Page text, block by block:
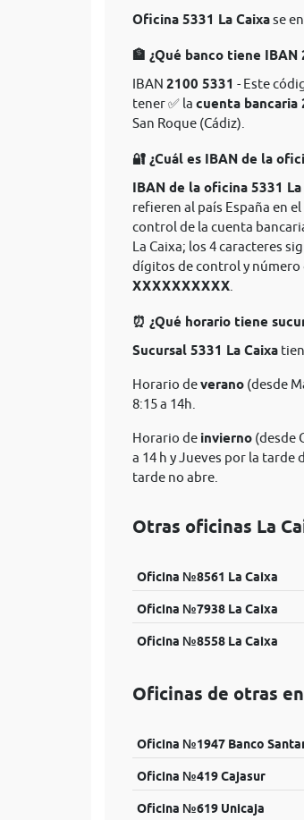
Oficina 5331 La Caixase
🏦 ¿Qué banco tiene IBAN
IBAN 2100 5331 - Este
tener ✅ la cuenta bancaria
San Roque (Cádiz).
🔐 ¿Cuál es IBAN de la
IBAN de la oficina 5331 La
refieren al país España en
control de la cuenta
La Caixa; los 4 caracteres
dígitos de control y número
XXXXXXXXXX
⏰ ¿Qué horario tiene
Sucursal 5331 La Caixa
Horario deverano (desde
8:15 a 14h.
Horario de invierno (desde
a 14 h y Jueves por la tarde
tarde no abre.
Otras oficinas La
Oficina №8561 La Caixa
Oficina №7938 La Caixa
Oficina №8558 La Caixa
Oficinas de otras
Oficina №1947 Banco
Oficina №419 Cajasur
Oficina №619 Unicaja